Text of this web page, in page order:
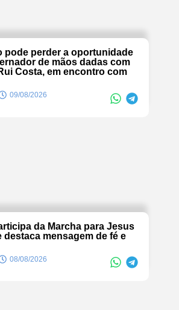
pode perder a oportunidade
de mãos dadas com
Costa, em encontro com
09/08/2026
da Marcha para Jesus
destaca mensagem de fé e
08/08/2026